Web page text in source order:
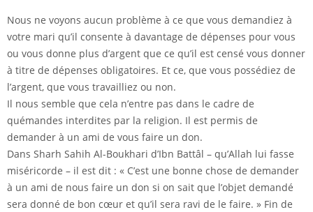
Nous ne voyons aucun problème à ce que vous demandiez à
votre mari qu’il consente à davantage de dépenses pour vous
ou vous donne plus d’argent que ce qu’il est censé vous donner
à titre de dépenses obligatoires. Et ce, que vous possédiez de
l’argent, que vous travailliez ou non.
Il nous semble que cela n’entre pas dans le cadre de
quémandes interdites par la religion. Il est permis de
demander à un ami de vous faire un don.
Dans Sharh Sahih Al-Boukhari d’Ibn Battâl – qu’Allah lui fasse
miséricorde – il est dit : « C’est une bonne chose de demander
à un ami de nous faire un don si on sait que l’objet demandé
sera donné de bon cœur et qu’il sera ravi de le faire. » Fin de